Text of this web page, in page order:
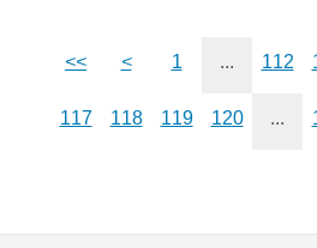
<< < 1 ... 112
117 118 119 120 ...